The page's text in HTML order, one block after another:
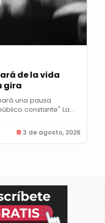
de la vida
gira
una pausa
constante" La...
3 de agosto, 2026